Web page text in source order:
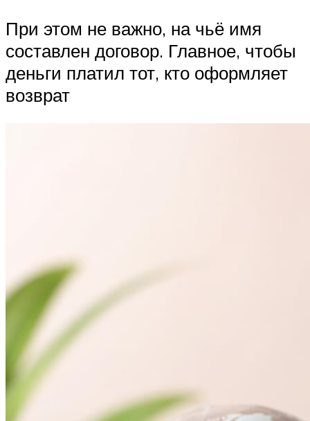
При этом не важно, на чьё имя
составлен договор. Главное, чтобы
деньги платил тот, кто оформляет
возврат